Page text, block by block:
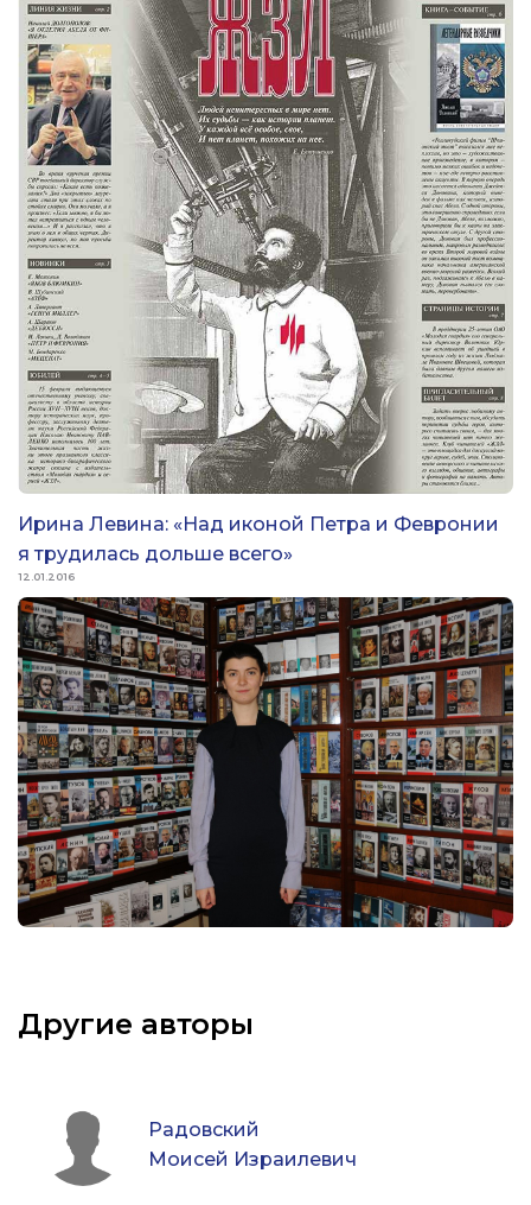
Ирина Левина: «Над иконой Петра и Февронии
я трудилась дольше всего»
12.01.2016
Другие авторы
Радовский
Моисей Израилевич